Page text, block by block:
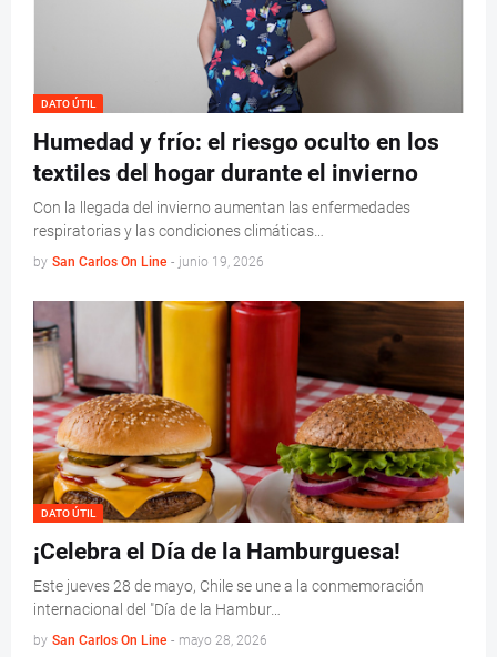
DATO ÚTIL
Humedad y frío: el riesgo oculto en los
textiles del hogar durante el invierno
Con la llegada del invierno aumentan las enfermedades
respiratorias y las condiciones climáticas…
by San Carlos On Line - junio 19, 2026
DATO ÚTIL
¡Celebra el Día de la Hamburguesa!
Este jueves 28 de mayo, Chile se une a la conmemoración
internacional del "Día de la Hambur…
by San Carlos On Line - mayo 28, 2026